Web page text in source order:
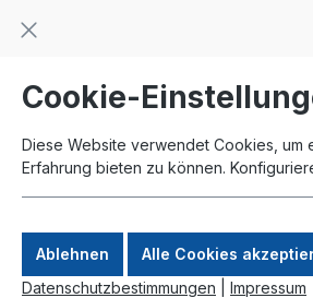
springen
Zahlung per Paypal
Cookie-
Diese Website verwendet Cookies, um
Erfahrung bieten zu können.
Ablehnen
Alle Cookies
Datenschutzbestimmungen
Impressum